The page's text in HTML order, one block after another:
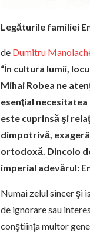
Legăturile familiei
de Dumitru
“În cultura lumii,
Mihai Robea ne
esenţial
este cuprinsă şi
dimpotrivă,
ortodoxă. Dincolo
imperial adevărul:
Numai zelul sincer şi
de ignorare sau
conştiinţa multor